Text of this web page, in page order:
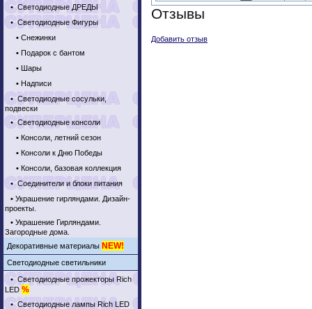
•Светодиодные ДРЕДЫ
•Светодиодные Фигуры
• Снежинки
• Подарок с бантом
• Шары
• Надписи
•Светодиодные сосульки,
подвески
•Светодиодные консоли
• Консоли, летний сезон
• Консоли к Дню Победы
• Консоли, базовая коллекция
•Соединители и блоки питания
• Украшение гирляндами. Дизайн-
проекты.
• Украшение Гирляндами.
Загородные дома.
Декоративные материалы NEW!
Светодиодные светильники
•Светодиодные прожекторы Rich
LED %
•Светодиодные лампы Rich LED
Отзывы
Добавить отзыв